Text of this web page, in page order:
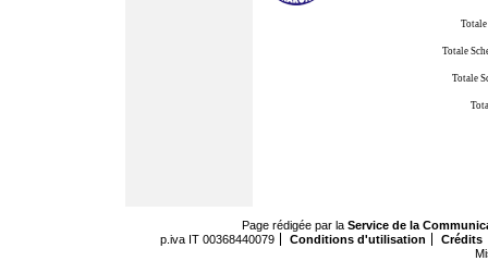
Totale
Totale
Page rédigée par la Service de la
p.iva IT 00368440079
Conditions d'utilisation
Crédits